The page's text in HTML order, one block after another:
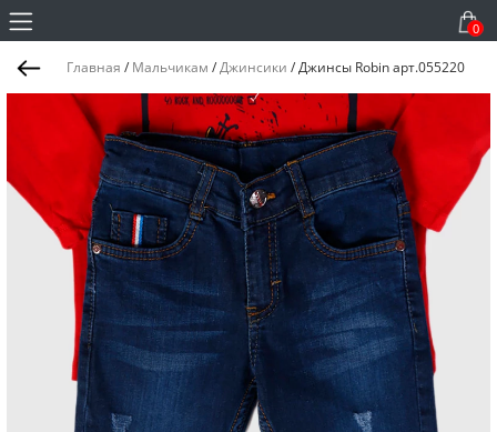
0
Главная / Мальчикам /Джинсики /Джинсы Robin арт.055220